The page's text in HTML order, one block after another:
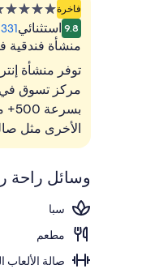
فاخرةمنشأة
فندقية
مصنفة
5.0
نجوم
9.8 استثنائي331 تقييمًا
منشأة فندقية
مركز تسوق في
الأخرى مثل
وسائل راحة
سبا
مطعم
صالة الألعاب